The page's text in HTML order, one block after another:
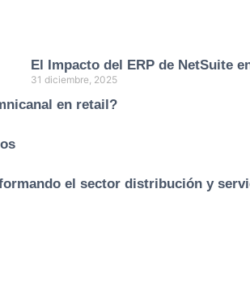
El Impacto del ERP de NetSuite
31 diciembre, 2025
en retail?
el sector distribución y